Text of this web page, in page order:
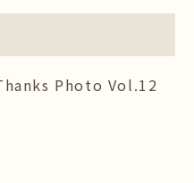
Photo Vol.12